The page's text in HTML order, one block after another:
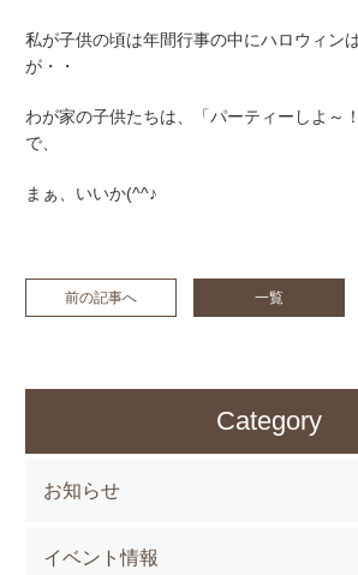
私が子供の頃は年間行事の中にハロウィン
が・・
わが家の子供たちは、「パーティーしよ～
で、
まぁ、いいか(^^♪
前の記事へ 一覧
Category
お知らせ
イベント情報